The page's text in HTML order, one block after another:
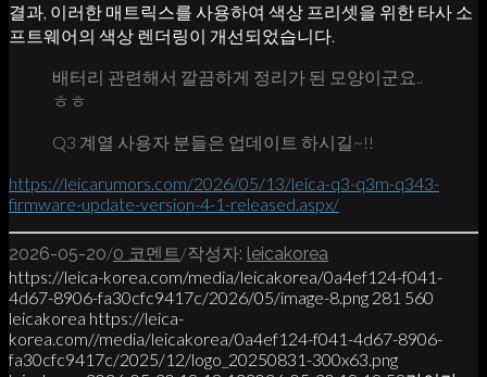
결과, 이러한 매트릭스를 사용하여 색상 프리셋을 위한 타사 소
프트웨어의 색상 렌더링이 개선되었습니다.
배터리 관련해서 깔끔하게 정리가 된 모양이군요..
ㅎㅎ
Q3 계열 사용자 분들은 업데이트 하시길~!!
https://leicarumors.com/2026/05/13/leica-q3-q3m-q343-
firmware-update-version-4-1-released.aspx/
2026-05-20/0 코멘트/작성자: leicakorea
https://leica-korea.com/media/leicakorea/0a4ef124-f041-
4d67-8906-fa30cfc9417c/2026/05/image-8.png 281 560
leicakorea https://leica-
korea.com//media/leicakorea/0a4ef124-f041-4d67-8906-
fa30cfc9417c/2025/12/logo_20250831-300x63.png